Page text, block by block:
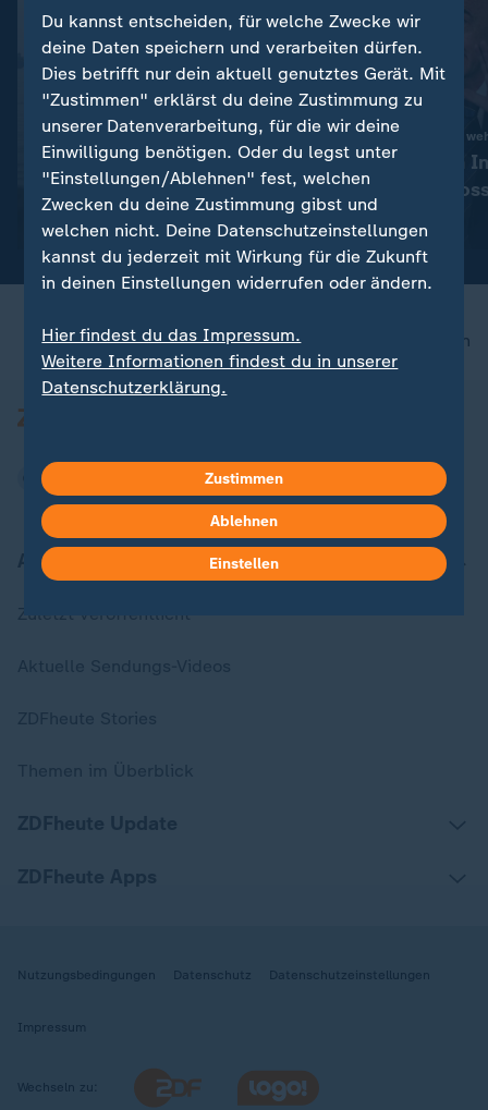
Aktuelle Entwicklungen
Iran-Krieg und Nahost-
Konflikt: Alle Nachrichten im
Liveblog
Fußball-Weltverband
Trotz Kritik an
FIFA
je" mit Video
nach oben
Aktuell bei ZDFheute
Zuletzt veröffentlicht
Nutzungsbedingungen Datenschutz Datenschutzeinstellungen
Impressum
Wechseln zu:
Du kannst entscheiden, für welche Zwecke wir
deine Daten speichern und verarbeiten dürfen.
Dies betrifft nur dein aktuell genutztes Gerät. Mit
"Zustimmen" erklärst du deine Zustimmung zu
unserer Datenverarbeitung, für die wir deine
Einwilligung benötigen. Oder du legst unter
"Einstellungen/Ablehnen" fest, welchen
Zwecken du deine Zustimmung gibst und
welchen nicht. Deine Datenschutzeinstellungen
kannst du jederzeit mit Wirkung für die Zukunft
in deinen Einstellungen widerrufen oder ändern.
Hier findest du das Impressum.
Weitere Informationen findest du in unserer
Datenschutzerklärung.
Zustimmen
Ablehnen
Einstellen